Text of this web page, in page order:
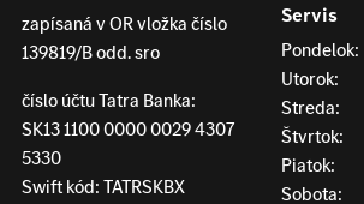
zapísaná v OR vložka číslo
139819/B odd. sro
číslo účtu Tatra Banka:
SK13 1100 0000 0029 4307
5330
Swift kód: TATRSKBX
Servis
Pondelok:
Utorok:
Streda:
Štvrtok:
Piatok:
Sobota: